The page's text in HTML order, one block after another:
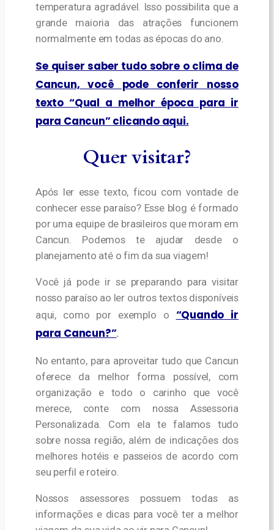
temperatura agradável. Isso possibilita que a
grande maioria das atrações funcionem
normalmente em todas as épocas do ano.
Se quiser saber tudo sobre o clima de
Cancun, você pode conferir nosso
texto “Qual a melhor época para ir
para Cancun” clicando aqui.
Quer visitar?
Após ler esse texto, ficou com vontade de
conhecer esse paraíso? Esse blog é formado
por uma equipe de brasileiros que moram em
Cancun. Podemos te ajudar desde o
planejamento até o fim da sua viagem!
Você já pode ir se preparando para visitar
nosso paraíso ao ler outros textos disponíveis
aqui, como por exemplo o “Quando ir
para Cancun?”.
No entanto, para aproveitar tudo que Cancun
oferece da melhor forma possível, com
organização e todo o carinho que você
merece, conte com nossa Assessoria
Personalizada. Com ela te falamos tudo
sobre nossa região, além de indicações dos
melhores hotéis e passeios de acordo com
seu perfil e roteiro.
Nossos assessores possuem todas as
informações e dicas para você ter a melhor